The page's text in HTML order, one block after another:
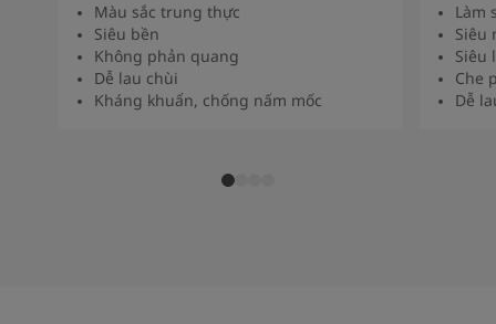
Màu sắc trung thực
Siêu bền
Không phản quang
Dễ lau chùi
Kháng khuẩn, chống nấm mốc
Làm
Siêu
Siêu
Che
Dễ